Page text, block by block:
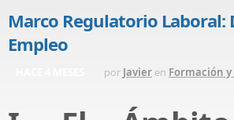
Marco Regulatorio Laboral:
Empleo
por Javier en Formación